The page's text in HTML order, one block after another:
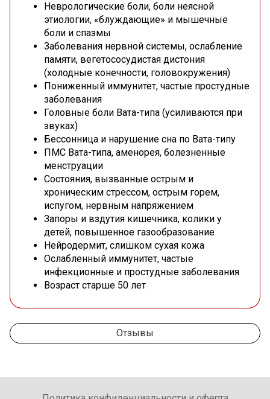
Неврологические боли, боли неясной
этиологии, «блуждающие» и мышечные
боли и спазмы
Заболевания нервной системы, ослабление
памяти, вегетососудистая дистония
(холодные конечности, головокружения)
Пониженный иммунитет, частые простудные
заболевания
Головные боли Вата-типа (усиливаются при
звуках)
Бессонница и нарушение сна по Вата-типу
ПМС Вата-типа, аменорея, болезненные
менструации
Состояния, вызванные острым и
хроническим стрессом, острым горем,
испугом, нервным напряжением
Запоры и вздутия кишечника, колики у
детей, повышенное газообразование
Нейродермит, слишком сухая кожа
Ослабленный иммунитет, частые
инфекционные и простудные заболевания
Возраст старше 50 лет
Отзывы